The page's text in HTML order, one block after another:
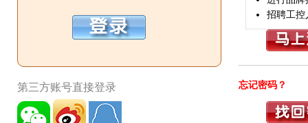
第三方账号直接登录
招聘工控
忘记密码？